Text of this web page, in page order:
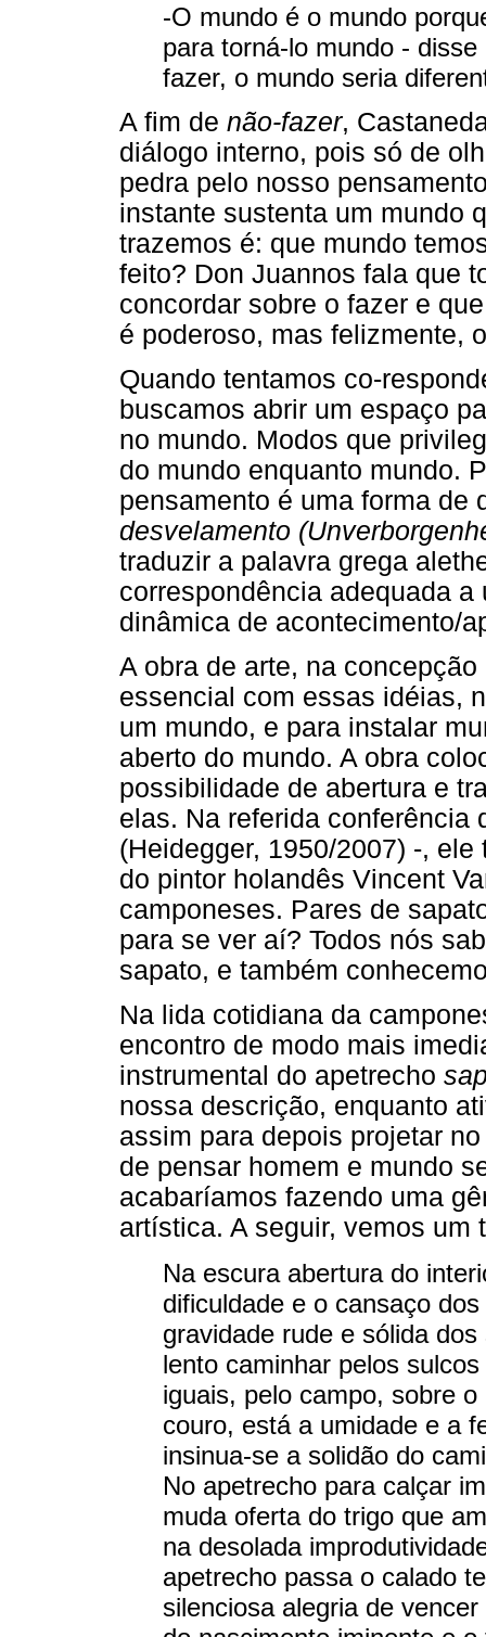
-O mundo é o mundo
para torná-lo mundo -
fazer, o mundo seria
A fim de não-fazer,
diálogo interno, pois só de
pedra pelo nosso
instante sustenta um mundo
trazemos é: que mundo
feito? Don Juannos fala que
concordar sobre o fazer e
é poderoso, mas felizmente,
Quando tentamos co-
buscamos abrir um espaço
no mundo. Modos que
do mundo enquanto mundo.
pensamento é uma forma de
desvelamento
traduzir a palavra grega
correspondência adequada
dinâmica de acontecimento/
A obra de arte, na
essencial com essas idéias,
um mundo, e para instalar
aberto do mundo. A obra
possibilidade de abertura e
elas. Na referida conferência
(Heidegger, 1950/2007) -,
do pintor holandês Vincent
camponeses. Pares de
para se ver aí? Todos nós
sapato, e também
Na lida cotidiana da
encontro de modo mais
instrumental do apetrecho
nossa descrição, enquanto
assim para depois projetar
de pensar homem e mundo
acabaríamos fazendo uma
artística. A seguir, vemos um
Na escura abertura do
dificuldade e o cansaço
gravidade rude e sólida
lento caminhar pelos
iguais, pelo campo, sobre
couro, está a umidade e a
insinua-se a solidão do
No apetrecho para calçar
muda oferta do trigo que
na desolada
apetrecho passa o calado
silenciosa alegria de